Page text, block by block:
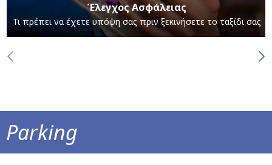
Έλεγχος Ασφάλειας
Τι πρέπει να έχετε υπόψη σας πριν ξεκινήσετε το ταξίδι σας
Parking